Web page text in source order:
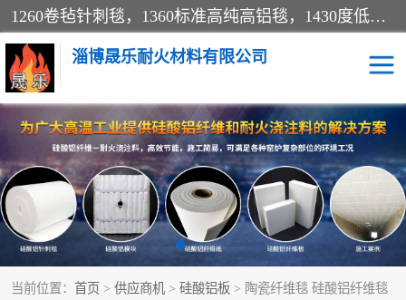
1260卷毡针刺毯，1360标准高纯高铝毯，1430度低锆锆铝含锆毯，普通挡渣棉卷毡，防火纸、挡火板、隔热垫片模块、棉块、折叠块、散棉高温固化剂价格规格密度多少钱图片视频立方平米参数指标
淄博晟乐耐火材料有限公司
当前位置： 首页 > 供应商机 > 硅酸铝板 > 陶瓷纤维毯 硅酸铝纤维毯
硅酸铝挡渣棉 硅酸铝纤维纸
硅酸铝挡火板 高铝毯
含锆毯 硅酸铝折叠块
硅酸铝散棉 硅酸铝纤维毯